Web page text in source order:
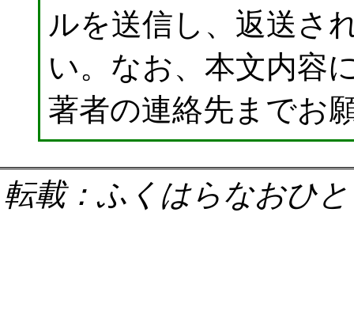
ルを送信し、返送さ
い。なお、本文内容
著者の連絡先までお
転載：ふくはらなおひ